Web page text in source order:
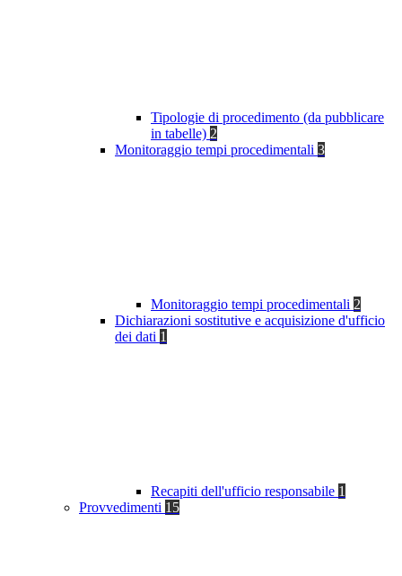
Tipologie di procedimento (da pubblicare
in tabelle) 2
Monitoraggio tempi procedimentali 3
Monitoraggio tempi procedimentali 2
Dichiarazioni sostitutive e acquisizione d'ufficio
dei dati 1
Recapiti dell'ufficio responsabile 1
Provvedimenti 15